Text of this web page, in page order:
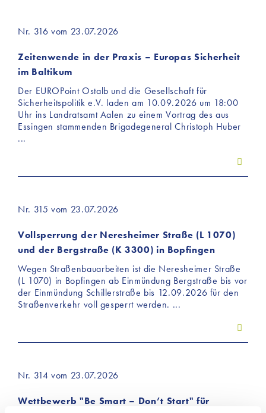
Nr. 316 vom 23.07.2026
Zeitenwende in der Praxis – Europas Sicherheit
im Baltikum
Der EUROPoint Ostalb und die Gesellschaft für
Sicherheitspolitik e.V. laden am 10.09.2026 um 18:00
Uhr ins Landratsamt Aalen zu einem Vortrag des aus
Essingen stammenden Brigadegeneral Christoph Huber
...
Nr. 315 vom 23.07.2026
Vollsperrung der Neresheimer Straße (L 1070)
und der Bergstraße (K 3300) in Bopfingen
Wegen Straßenbauarbeiten ist die Neresheimer Straße
(L 1070) in Bopfingen ab Einmündung Bergstraße bis vor
der Einmündung Schillerstraße bis 12.09.2026 für den
Straßenverkehr voll gesperrt werden. ...
Nr. 314 vom 23.07.2026
Wettbewerb "Be Smart – Don’t Start" für